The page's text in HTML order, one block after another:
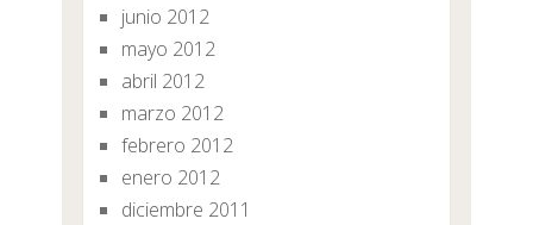
junio 2012
mayo 2012
abril 2012
marzo 2012
febrero 2012
enero 2012
diciembre 2011